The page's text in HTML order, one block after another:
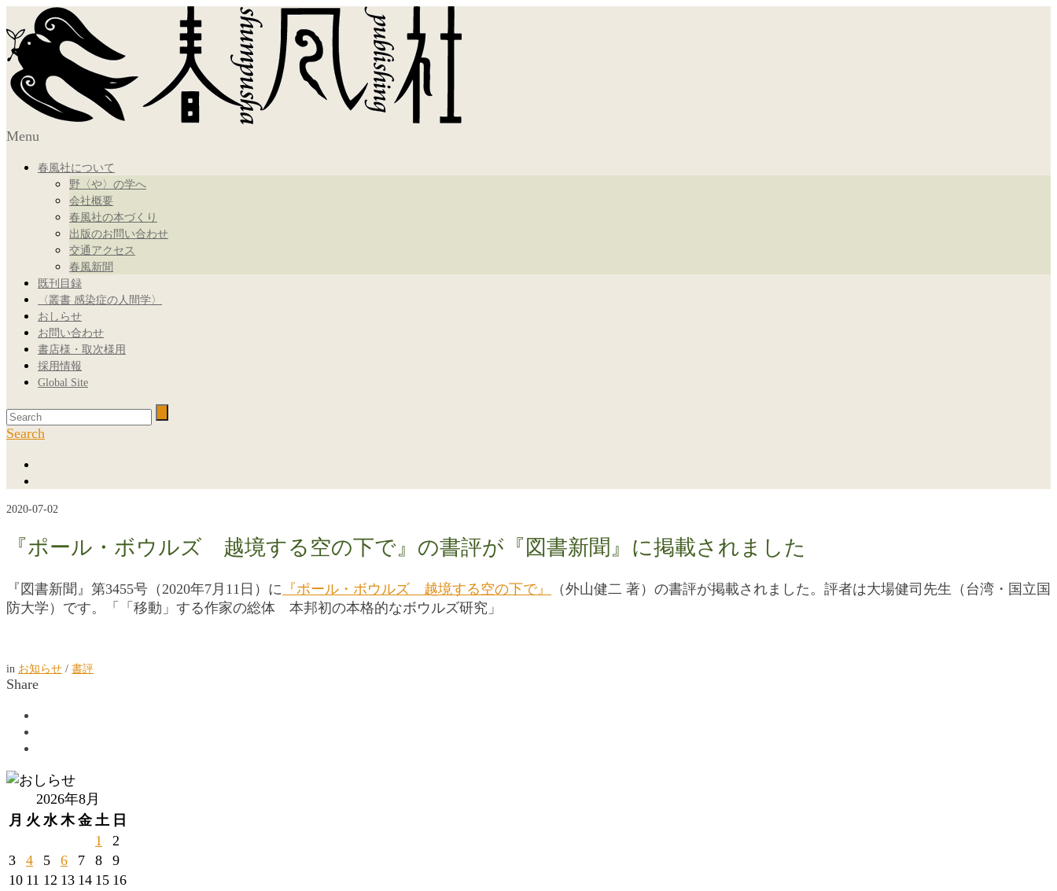
Menu
春風社について
野〈や〉の学へ
会社概要
春風社の本づくり
出版のお問い合わせ
交通アクセス
春風新聞
既刊目録
〈叢書 感染症の人間学〉
おしらせ
お問い合わせ
書店様・取次様用
採用情報
Global Site
Search
2020-07-02
『ポール・ボウルズ 越境する空の下で』の書評が『図書新聞』に掲載されました
『図書新聞』第3455号（2020年7月11日）に 『ポール・ボウルズ 越境する空の下で』
（外山健二 著）の書評が掲載されました。評者は大場健司先生（台湾・国立国
防大学）です。「「移動」する作家の総体 本邦初の本格的なボウルズ研究」
in お知らせ / 書評
Share
2026年8月
月 火 水 木 金 土 日
1
2
3
4 5 6 7 8
9
10 11 12 13 14 15 16